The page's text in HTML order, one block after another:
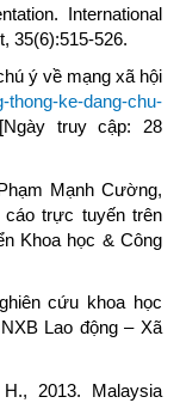
International
35(6):515-526.
ý về mạng xã hội
thong-ke-dang-chu-
truy cập: 28
Mạnh Cường,
trực tuyến trên
Khoa học & Công
cứu khoa học
Lao động – Xã
2013. Malaysia